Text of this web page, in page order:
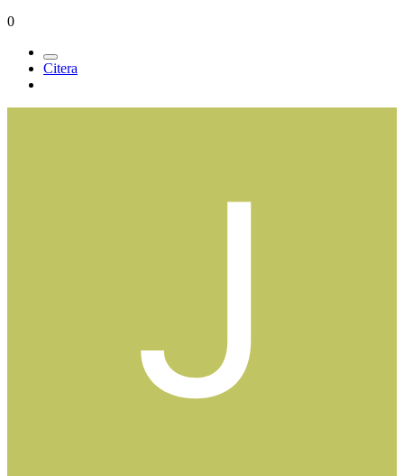
0
Citera